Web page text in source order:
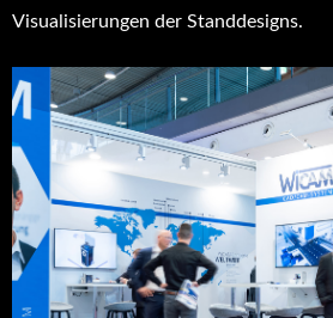
Visualisierungen der Standdesigns.